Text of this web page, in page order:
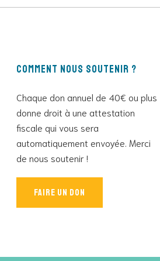
Comment nous soutenir ?
Chaque don annuel de 40€ ou plus
donne droit à une attestation
fiscale qui vous sera
automatiquement envoyée. Merci
de nous soutenir !
Faire un don